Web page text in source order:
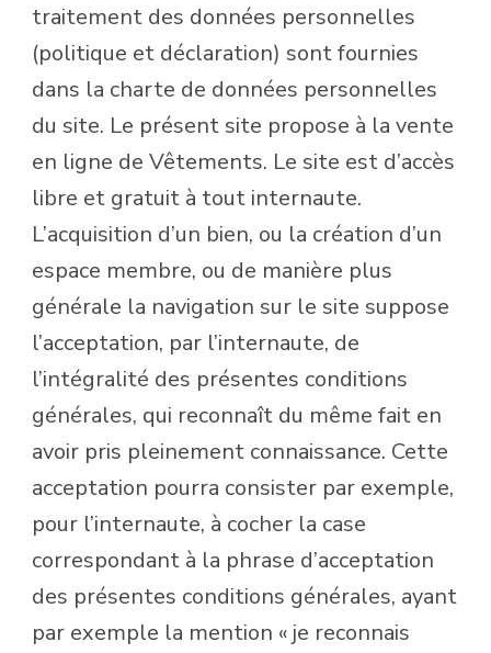
traitement des données personnelles
(politique et déclaration) sont fournies
dans la charte de données personnelles
du site. Le présent site propose à la vente
en ligne de Vêtements. Le site est d’accès
libre et gratuit à tout internaute.
L’acquisition d’un bien, ou la création d’un
espace membre, ou de manière plus
générale la navigation sur le site suppose
l’acceptation, par l’internaute, de
l’intégralité des présentes conditions
générales, qui reconnaît du même fait en
avoir pris pleinement connaissance. Cette
acceptation pourra consister par exemple,
pour l’internaute, à cocher la case
correspondant à la phrase d’acceptation
des présentes conditions générales, ayant
par exemple la mention « je reconnais